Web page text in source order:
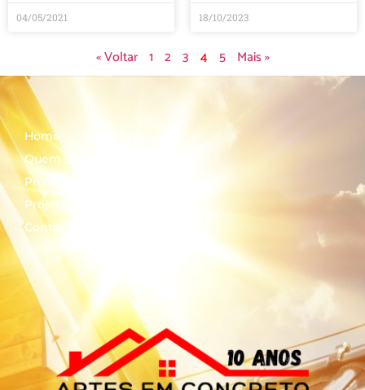
04/05/2021 18/10/2023
« Voltar 1 2 3 4 5 Mais »
Home
Quem Somos
Produtos
Projetos
Contato